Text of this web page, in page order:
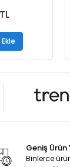
Geniş
Binlerce